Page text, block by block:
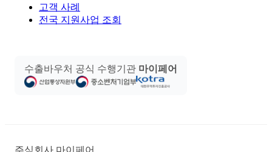
고객 사례
전국 지원사업 조회
수출바우처 공식 수행기관 마이페어
주식회사 마이페어